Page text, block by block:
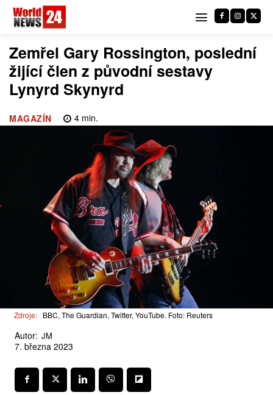
Zemřel Gary Rossington, poslední
žijící člen z původní sestavy
Lynyrd Skynyrd
MAGAZÍN 4min.
Zdroje: BBC, The Guardian, Twitter, YouTube. Foto: Reuters
Autor: JM
7. března 2023